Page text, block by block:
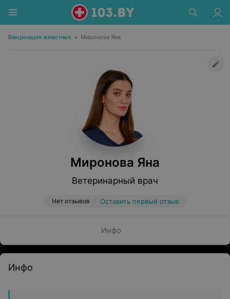
Вакцинация животных • Миронова Яна
Миронова Яна
Ветеринарный врач
Нет отзывов Оставить первый отзыв
Инфо
Инфо